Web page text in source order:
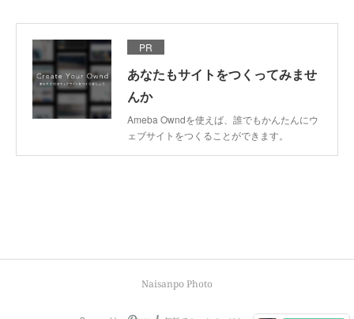
PR
あなたもサイトをつくってみませ
んか
Ameba Owndを使えば、誰でもかんたんにウ
ェブサイトをつくることができます。
Naisanpo Photo